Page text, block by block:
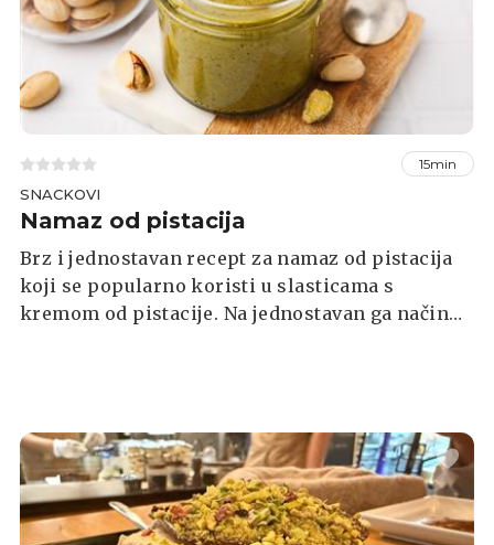
15min
SNACKOVI
Namaz od pistacija
Brz i jednostavan recept za namaz od pistacija
koji se popularno koristi u slasticama s
kremom od pistacije. Na jednostavan ga način